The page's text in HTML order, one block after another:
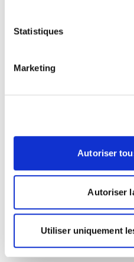
Statistiques
Marketing
Autoriser
Autoriser
Utiliser uniquement